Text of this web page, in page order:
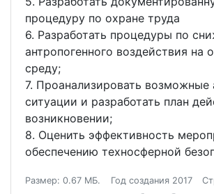
процедуру по охране труда
6. Разработать процедуры по
антропогенного воздействия
среду;
7. Проанализировать возможные
ситуации и разработать план
возникновении;
8. Оценить эффективность
обеспечению техносферной
Размер: 0.67 МБ. Год создания 2017